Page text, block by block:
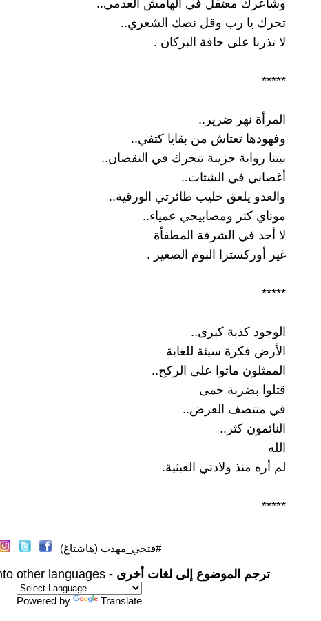
وشاعرك معتقل في الهامش العدمي..
تحرك يا رب وقل نصك الشعري..
لا تذرنا على حافة البركان .
*****
المرأة نهر ضرير..
وفهودها تعتاش من بقايا كتفي..
بيتنا رواية حزينة تتحرك في النقصان..
أغصاني في الشتات..
والعدو يلعق حليب طائرتي الورقية..
موتاي كثر ومصابيحي عمياء..
لا أحد في الشرفة المطفأة
غير أوركسترا البوم الصغير .
*****
الوجود كذبة كبرى..
الأرض فكرة سيئة للغاية
الممثلون ماتوا على الركح..
قتلوا بضربة حمى
في منتصف العرض..
النائمون كثر..
الله
لم أره منذ ولادتي العبثية.
*****
#فتحي_مهذب (هاشتاغ)
ترجم الموضوع إلى لغات أخرى - other languages
Powered by Translate